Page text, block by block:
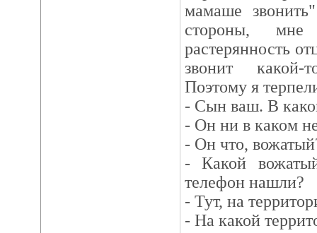
мамаше
стороны,
растерянность
звонит
Поэтому я
- Сын ваш. В
- Он ни в каком
- Он что,
- Какой
телефон нашли?
- Тут, на
- На какой